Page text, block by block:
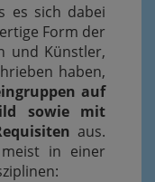
es sich dabei
Form der
und Künstler,
haben,
auf
sowie mit
aus.
in einer